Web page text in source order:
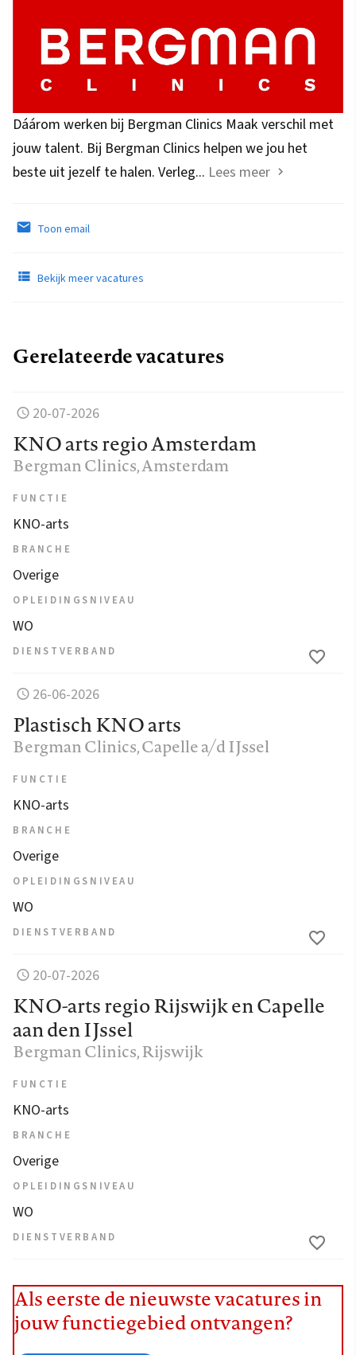
Dáárom werken bij Bergman Clinics Maak verschil met
jouw talent. Bij Bergman Clinics helpen we jou het
beste uit jezelf te halen. Verleg... Lees meer
Toon email
Bekijk meer vacatures
Gerelateerde vacatures
20-07-2026
KNO arts regio Amsterdam
Bergman Clinics, Amsterdam
FUNCTIE
KNO-arts
BRANCHE
Overige
OPLEIDINGSNIVEAU
WO
DIENSTVERBAND
26-06-2026
Plastisch KNO arts
Bergman Clinics, Capelle a/d IJssel
FUNCTIE
KNO-arts
BRANCHE
Overige
OPLEIDINGSNIVEAU
WO
DIENSTVERBAND
20-07-2026
KNO-arts regio Rijswijk en Capelle
aan den IJssel
Bergman Clinics, Rijswijk
FUNCTIE
KNO-arts
BRANCHE
Overige
OPLEIDINGSNIVEAU
WO
DIENSTVERBAND
Als eerste de nieuwste vacatures in
jouw functiegebied ontvangen?